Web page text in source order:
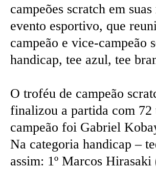
campeões scratch em
evento esportivo, que
campeão e vice-campeão
handicap, tee azul, tee
O troféu de campeão
finalizou a partida com 72
campeão foi Gabriel
Na categoria handicap –
assim: 1º Marcos